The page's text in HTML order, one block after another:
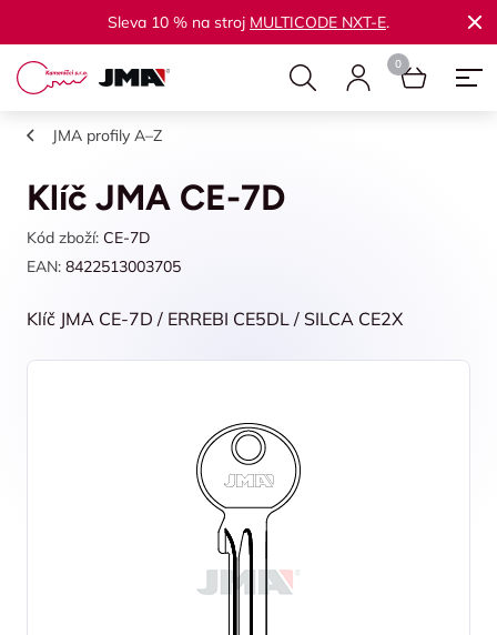
Sleva 10 % na stroj MULTICODE NXT-E.
JMA profily A–Z
Klíč JMA CE-7D
Kód zboží: CE-7D
EAN: 8422513003705
Klíč JMA CE-7D / ERREBI CE5DL / SILCA CE2X